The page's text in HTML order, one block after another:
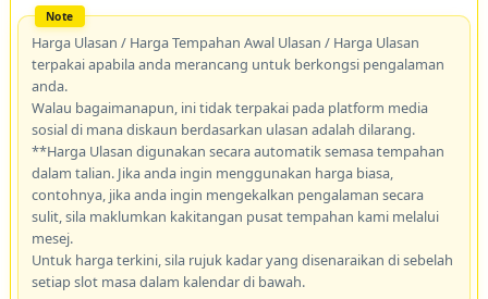
Harga Ulasan / Harga Tempahan Awal Ulasan / Harga Ulasan
terpakai apabila anda merancang untuk berkongsi pengalaman
anda.
Walau bagaimanapun, ini tidak terpakai pada platform media
sosial di mana diskaun berdasarkan ulasan adalah dilarang.
**Harga Ulasan digunakan secara automatik semasa tempahan
dalam talian. Jika anda ingin menggunakan harga biasa,
contohnya, jika anda ingin mengekalkan pengalaman secara
sulit, sila maklumkan kakitangan pusat tempahan kami melalui
mesej.
Untuk harga terkini, sila rujuk kadar yang disenaraikan di sebelah
setiap slot masa dalam kalendar di bawah.